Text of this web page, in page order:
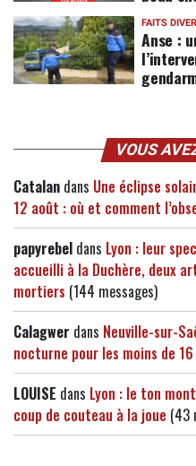
FAITS
Anse :
VOUS
Catalan dans Une éclipse
12 août : où et comment
papyrebel dans Lyon : leur
accueilli à la Duchère, deux
mortiers (144 messages)
Calagwer dans Neuville-sur-
nocturne pour les moins de 16
LOUISE dans Lyon : le ton
coup de couteau à la joue (43